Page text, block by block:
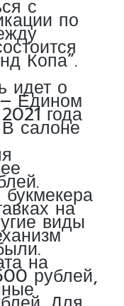
с по
Копа”.
идет о
Едином
года
салоне
на
виды
на
рублей,